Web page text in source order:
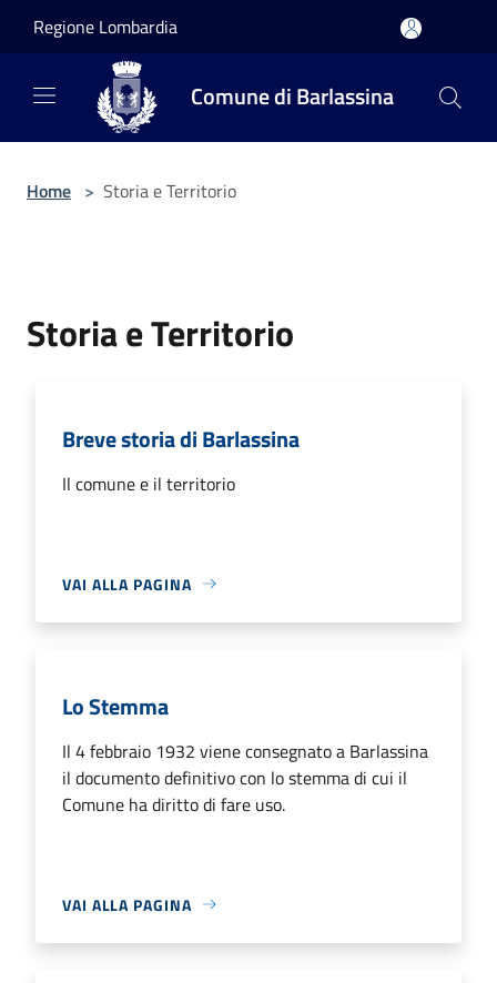
Regione Lombardia
Comune di Barlassina
Home > Storia e Territorio
Storia e Territorio
Breve storia di Barlassina
Il comune e il territorio
VAI ALLA PAGINA
Lo Stemma
Il 4 febbraio 1932 viene consegnato a Barlassina
il documento definitivo con lo stemma di cui il
Comune ha diritto di fare uso.
VAI ALLA PAGINA